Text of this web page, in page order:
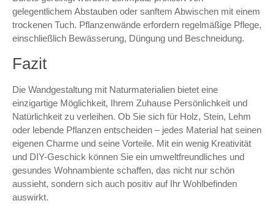
gelegentlichem Abstauben oder sanftem Abwischen mit einem
trockenen Tuch. Pflanzenwände erfordern regelmäßige Pflege,
einschließlich Bewässerung, Düngung und Beschneidung.
Fazit
Die Wandgestaltung mit Naturmaterialien bietet eine
einzigartige Möglichkeit, Ihrem Zuhause Persönlichkeit und
Natürlichkeit zu verleihen. Ob Sie sich für Holz, Stein, Lehm
oder lebende Pflanzen entscheiden – jedes Material hat seinen
eigenen Charme und seine Vorteile. Mit ein wenig Kreativität
und DIY-Geschick können Sie ein umweltfreundliches und
gesundes Wohnambiente schaffen, das nicht nur schön
aussieht, sondern sich auch positiv auf Ihr Wohlbefinden
auswirkt.